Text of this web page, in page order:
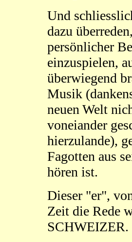
Und
dazu
persönlicher
einzuspielen,
überwiegend
Musik
neuen Welt
voneiander
hierzulande),
Fagotten aus
hören ist.
Dieser "er",
Zeit die Rede
SCHWEIZER.